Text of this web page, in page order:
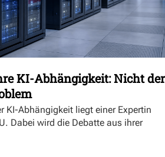
KI-Abhängigkeit: Nicht der
KI-Abhängigkeit liegt einer Expertin
Dabei wird die Debatte aus ihrer